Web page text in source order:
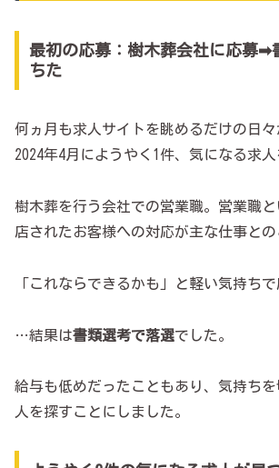
最初の応募：樹木葬会社に応募➡
ちた
何ヵ月も求人サイトを眺めるだけの日々
2024年4月にようやく1件、気になる求人
樹木葬を行う会社での営業職。営業職
店されたお客様への対応が主な仕事との
「これならできるかも」と軽い気持ちで
…結果は書類選考で落選でした。
給与も低めだったこともあり、気持ち
人を探すことにしました。